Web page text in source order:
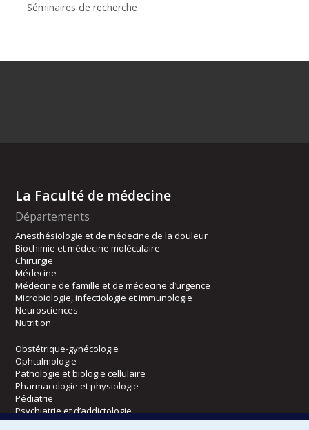
Séminaires de recherche
La Faculté de médecine
Départements
Anesthésiologie et de médecine de la douleur
Biochimie et médecine moléculaire
Chirurgie
Médecine
Médecine de famille et de médecine d’urgence
Microbiologie, infectiologie et immunologie
Neurosciences
Nutrition
Obstétrique-gynécologie
Ophtalmologie
Pathologie et biologie cellulaire
Pharmacologie et physiologie
Pédiatrie
Psychiatrie et d’addictologie
Radiologie, radio-oncologie et médecine nucléaire